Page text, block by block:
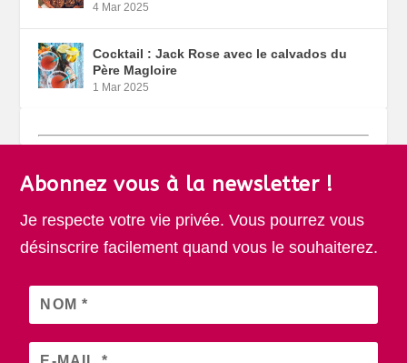
4 Mar 2025
Cocktail : Jack Rose avec le calvados du
Père Magloire
1 Mar 2025
Abonnez vous à la newsletter !
Je respecte votre vie privée. Vous pourrez vous
désinscrire facilement quand vous le souhaiterez.